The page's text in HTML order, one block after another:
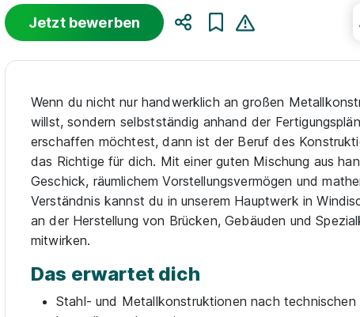
Jetzt bewerben
Wenn du nicht nur handwerklich an großen
willst, sondern selbstständig anhand der
erschaffen möchtest, dann ist der Beruf des
das Richtige für dich. Mit einer guten Mischung aus
Geschick, räumlichem Vorstellungsvermögen und
Verständnis kannst du in unserem Hauptwerk in
an der Herstellung von Brücken, Gebäuden und
mitwirken.
Das erwartet dich
Stahl- und Metallkonstruktionen nach technischen